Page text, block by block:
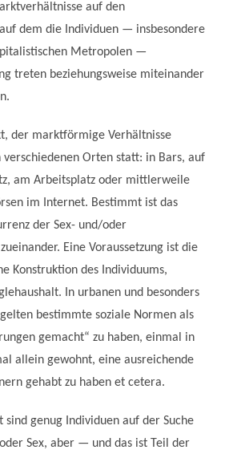
auf den
dem die Individuen — insbesondere
Metropolen —
treten beziehungsweise miteinander
der marktförmige Verhältnisse
Orten statt: in Bars, auf
am Arbeitsplatz oder mittlerweile
im Internet. Bestimmt ist das
der Sex- und/oder
Eine Voraussetzung ist die
Konstruktion des Individuums,
In urbanen und besonders
bestimmte soziale Normen als
gemacht“ zu haben, einmal in
allein gewohnt, eine ausreichende
gehabt zu haben et cetera.
genug Individuen auf der Suche
Sex, aber — und das ist Teil der